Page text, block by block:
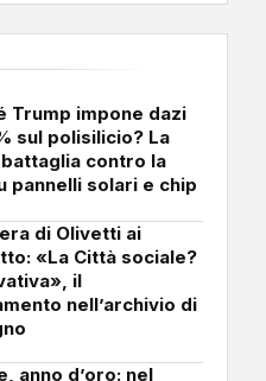
Trump impone dazi
sul polisilicio? La
contro la
pannelli solari e chip
di Olivetti ai
«La Città sociale?
il
nell’archivio di
anno d’oro: nel